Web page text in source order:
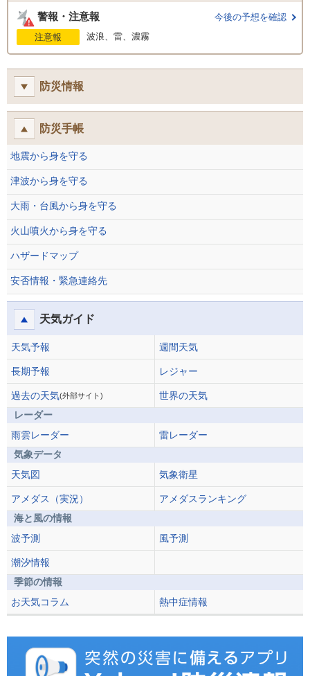
警報・注意報
今後の予想を確認
注意報
波浪、雷、濃霧
防災情報
防災手帳
地震から身を守る
津波から身を守る
大雨・台風から身を守る
火山噴火から身を守る
ハザードマップ
安否情報・緊急連絡先
天気ガイド
天気予報 週間天気
長期予報 レジャー
過去の天気(外部サイト)
世界の天気
レーダー
雨雲レーダー
雷レーダー
気象データ
天気図
気象衛星
アメダス（実況）
アメダスランキング
海と風の情報
波予測
風予測
潮汐情報
季節の情報
お天気コラム
熱中症情報